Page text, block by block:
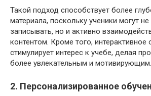
Такой подход способствует более
материала, поскольку ученики могут
записывать, но и активно
контентом. Кроме того, интерактивное
стимулирует интерес к учебе, делая
более увлекательным и мотивирующим.
2. Персонализированное